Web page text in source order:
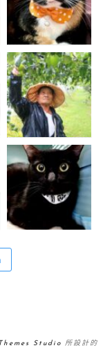
Studio 所設計的